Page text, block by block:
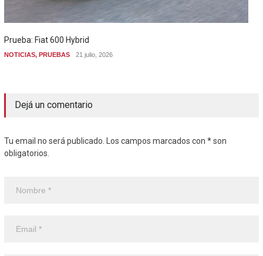
Prueba: Fiat 600 Hybrid
NOTICIAS, PRUEBAS 21 julio, 2026
Dejá un comentario
Tu email no será publicado. Los campos marcados con * son
obligatorios.